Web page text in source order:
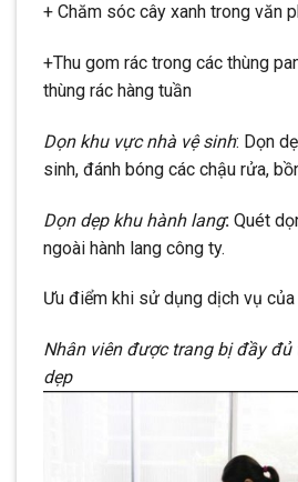
+ Chăm sóc cây xanh trong văn
+Thu gom rác trong các thùng
thùng rác hàng tuần
Dọn khu vực nhà vệ sinh: Dọn
sinh, đánh bóng các chậu rửa,
Dọn dẹp khu hành lang: Quét
ngoài hành lang công ty.
Ưu điểm khi sử dụng dịch vụ
Nhân viên được trang bị đầy đủ
dẹp